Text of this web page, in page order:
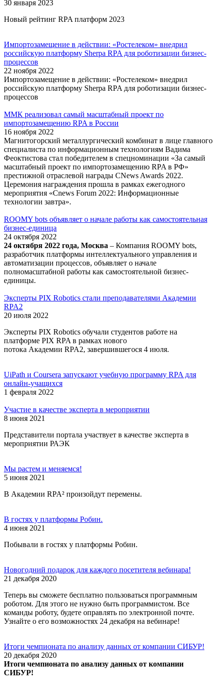
30 января 2023
Новый рейтинг RPA платформ 202 3
Импортозамещение в действии: «Ростелеком» внедрил
российскую платформу Sherpa RPA для роботизации бизнес-
процессов
22 ноября 2022
Импортозамещение в действии: «Ростелеком» внедрил
российскую платформу Sherpa RPA для роботизации бизнес-
процессов
ММК реализовал самый масштабный проект по
импортозамещению RPA в России
16 ноября 2022
Магнитогорский металлургический комбинат в лице главного
специалиста по информационным технологиям Вадима
Феоктистова стал победителем в спецноминации «За самый
масштабный проект по импортозамещению RPA в РФ»
престижной отраслевой награды CNews Awards 2022.
Церемония награждения прошла в рамках ежегодного
мероприятия «Cnews Forum 2022: Информационные
технологии завтра».
ROOMY bots объявляет о начале работы как самостоятельная
бизнес-единица
24 октября 2022
24 октября 2022 года, Москва – Компания ROOMY bots,
разработчик платформы интеллектуального управления и
автоматизации процессов, объявляет о начале
полномасштабной работы как самостоятельной бизнес-
единицы.
Эксперты PIX Robotics стали преподавателями Академии
RPA2
20 июля 2022
Эксперты PIX Robotics обучали студентов работе на
платформе PIX RPA в рамках нового
потока Академии RPA2, завершившегося 4 июля.
UiPath и Coursera запускают учебную программу RPA для
онлайн-учащихся
1 февраля 2022
Участие в качестве эксперта в мероприятии
8 июня 2021
Представители портала участвует в качестве эксперта в
мероприятии РАЭК
Мы растем и меняемся!
5 июня 2021
В Академии RPA² произойдут перемены.
В гостях у платформы Робин.
4 июня 2021
Побывали в гостях у платформы Робин.
Новогодний подарок для каждого посетителя вебинара!
21 декабря 2020
Теперь вы сможете бесплатно пользоваться программным
роботом. Для этого не нужно быть программистом. Все
команды роботу, будете оправлять по электронной почте.
Узнайте о его возможностях 24 декабря на вебинаре!
Итоги чемпионата по анализу данных от компании СИБУР!
20 декабря 2020
Итоги чемпионата по анализу данных от компании
СИБУР!